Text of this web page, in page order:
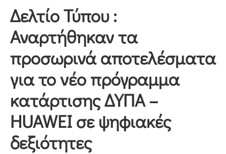
Προγράμματα
&
Δράσεις
Εκδηλώσεις
Επικοινωνία
Δελτίο Τύπου :
Αναρτήθηκαν τα
προσωρινά αποτελέσματα
για το νέο πρόγραμμα
κατάρτισης ΔΥΠΑ –
HUAWEI σε ψηφιακές
δεξιότητες